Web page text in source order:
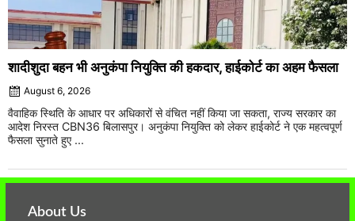
शादीशुदा बहन भी अनुकंपा नियुक्ति की हकदार, हाईकोर्ट का अहम फैसला
August 6, 2026
वैवाहिक स्थिति के आधार पर अधिकारों से वंचित नहीं किया जा सकता, राज्य सरकार का
आदेश निरस्त CBN36 बिलासपुर। अनुकंपा नियुक्ति को लेकर हाईकोर्ट ने एक महत्वपूर्ण
फैसला सुनाते हुए ...
About Us